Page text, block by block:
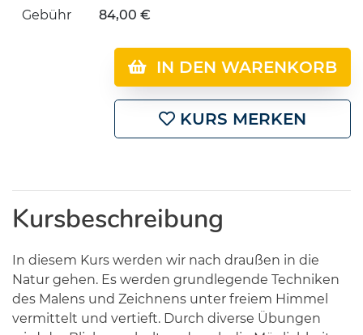
Gebühr 84,00 €
IN DEN WARENKORB
KURS MERKEN
Kursbeschreibung
In diesem Kurs werden wir nach draußen in die
Natur gehen. Es werden grundlegende Techniken
des Malens und Zeichnens unter freiem Himmel
vermittelt und vertieft. Durch diverse Übungen